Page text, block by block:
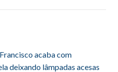
acaba com
deixando lâmpadas acesas